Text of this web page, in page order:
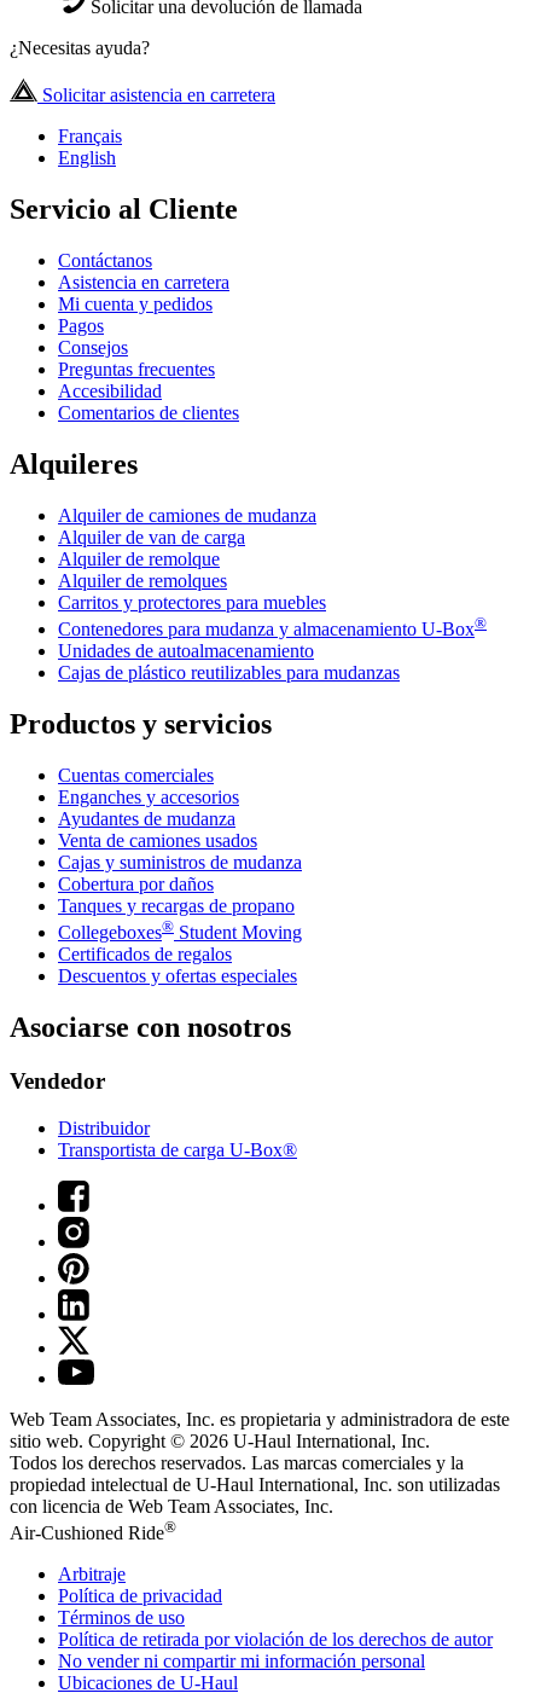
Solicitar una devolución de llamada
¿Necesitas ayuda?
Solicitar asistencia en carretera
Français
English
Servicio al Cliente
Contáctanos
Asistencia en carretera
Mi cuenta y pedidos
Pagos
Consejos
Preguntas frecuentes
Accesibilidad
Comentarios de clientes
Alquileres
Alquiler de camiones de mudanza
Alquiler de van de carga
Alquiler de remolque
Alquiler de remolques
Carritos y protectores para muebles
Contenedores para mudanza y almacenamiento U-Box®
Unidades de autoalmacenamiento
Cajas de plástico reutilizables para mudanzas
Productos y servicios
Cuentas comerciales
Enganches y accesorios
Ayudantes de mudanza
Venta de camiones usados
Cajas y suministros de mudanza
Cobertura por daños
Tanques y recargas de propano
Collegeboxes® Student Moving
Certificados de regalos
Descuentos y ofertas especiales
Asociarse con nosotros
Vendedor
Distribuidor
Transportista de carga U-Box®
Web Team Associates, Inc. es propietaria y administradora de este
sitio web. Copyright © 2026 U-Haul International, Inc.
Todos los derechos reservados. Las marcas comerciales y la
propiedad intelectual de U-Haul International, Inc. son utilizadas
con licencia de Web Team Associates, Inc.
Air-Cushioned Ride®
Arbitraje
Política de privacidad
Términos de uso
Política de retirada por violación de los derechos de autor
No vender ni compartir mi información personal
Ubicaciones de U-Haul